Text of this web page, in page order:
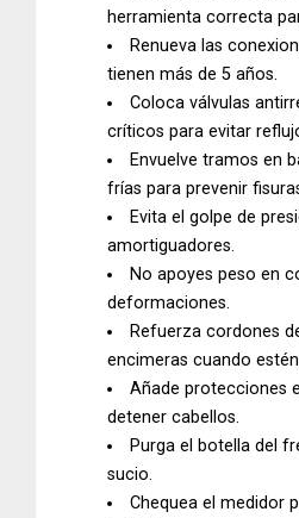
herramienta correcta
Renueva las
tienen más de 5 años.
Coloca válvulas
críticos para evitar
Envuelve tramos en
frías para prevenir
Evita el golpe de
amortiguadores.
No apoyes peso en
deformaciones.
Refuerza cordones
encimeras cuando
Añade protecciones
detener cabellos.
Purga el botella del
sucio.
Chequea el medidor